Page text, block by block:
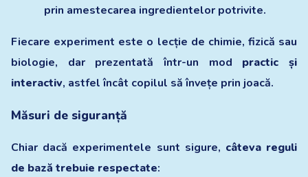
prin amestecarea ingredientelor potrivite.
Fiecare experiment este o lecție de chimie, fizică sau
biologie, dar prezentată într-un mod practic și
interactiv, astfel încât copilul să învețe prin joacă.
Măsuri de siguranță
Chiar dacă experimentele sunt sigure, câteva reguli
de bază trebuie respectate: